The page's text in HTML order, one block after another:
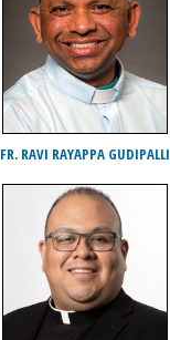
FR. RAVI RAYAPPA GUDIPALLI